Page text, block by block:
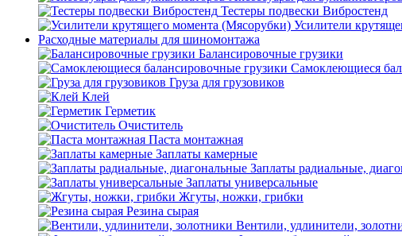
Тестеры подвески Вибростенд
Усилители
Расходные материалы для шиномонтажа
Балансировочные грузики
Самоклеющиеся
Груза для грузовиков
Клей
Герметик
Очиститель
Паста монтажная
Заплаты камерные
Заплаты радиальные,
Заплаты универсальные
Жгуты, ножки, грибки
Резина сырая
Вентили, удлинители,